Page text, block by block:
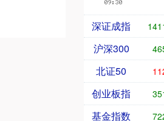
深证成指
沪深300
北证50
创业板指
基金指数